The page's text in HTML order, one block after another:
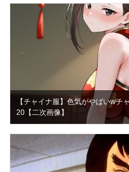
【チャイナ服】色気がやばいw
20【二次画像】